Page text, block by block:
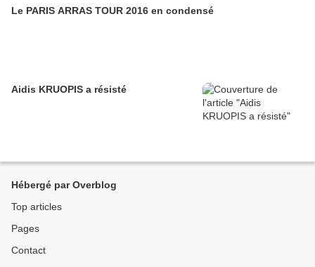
Le PARIS ARRAS TOUR 2016 en condensé
Aidis KRUOPIS a résisté
Hébergé par Overblog
Top articles
Pages
Contact